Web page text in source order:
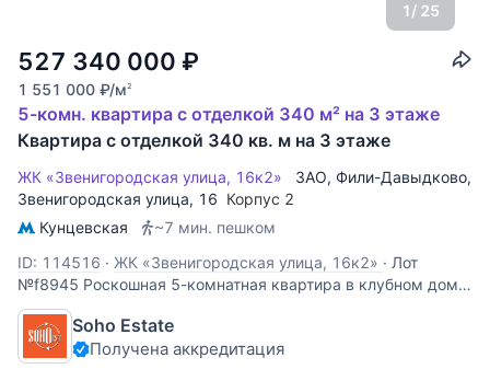
1/ 25
527 340 000 ₽
1 551 000 ₽/м2
5-комн. квартира с отделкой 340 м² на 3 этаже
Квартира с отделкой 340 кв. м на 3 этаже
ЖК «Звенигородская улица, 16к2» ЗАО, Фили-Давыдково,
Звенигородская улица, 16 Корпус 2
Кунцевская
~7 мин. пешком
ID: 114516 · ЖК «Звенигородская улица, 16к2» · Лот
№f8945 Роскошная 5-комнатная квартира в клубном доме.
Выполнена дорогостоящая отделка в стиле дворцовой
классик с использованием натуральных материалов.
Просторный холл, гостиная-столовая, три спальни,
Soho Estate
Получена аккредитация